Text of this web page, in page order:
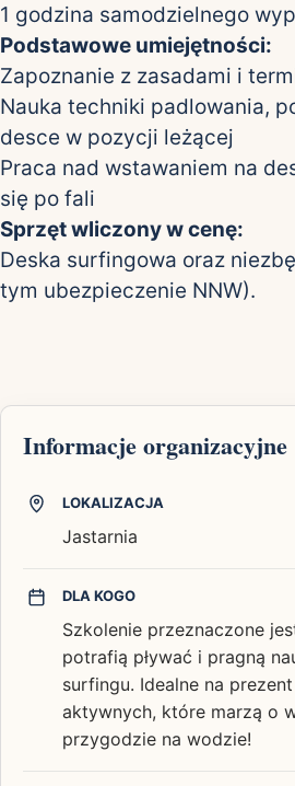
1 godzina samodzielnego
Podstawowe umiejętności:
Zapoznanie z zasadami i
Nauka techniki padlowania,
desce w pozycji leżącej
Praca nad wstawaniem na
się po fali
Sprzęt wliczony w cenę:
Deska surfingowa oraz
tym ubezpieczenie NNW).
Informacje organizacyjne
LOKALIZACJA
Jastarnia
DLA KOGO
Szkolenie przeznaczone
potrafią pływać i pragną
surfingu. Idealne na
aktywnych, które marzą o
przygodzie na wodzie!